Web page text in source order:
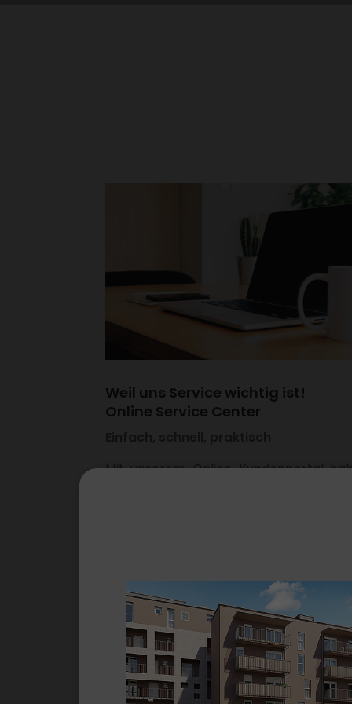
Weil uns Service wichtig ist!
Online Service Center
Mit unserem Online-Kunden­portal
ZUM ONLINE SERVICE
CENTER!